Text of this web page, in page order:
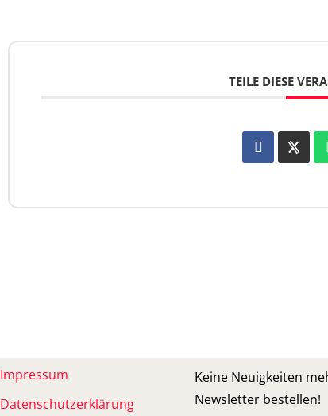
TEILE DIESE
Impressum
Datenschutzerklärung
Keine Neuigkeiten
Newsletter bestellen!